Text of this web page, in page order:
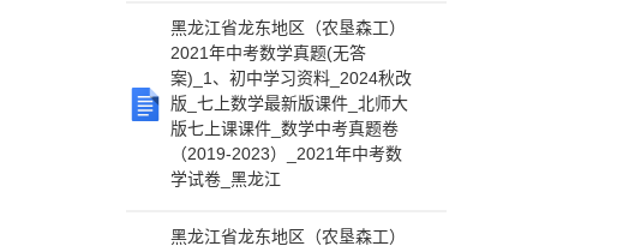
黑龙江省龙东地区（农垦森工）
2021年中考数学真题(无答
案)_1、初中学习资料_2024秋改
版_七上数学最新版课件_北师大
版七上课课件_数学中考真题卷
（2019-2023）_2021年中考数
学试卷_黑龙江
黑龙江省龙东地区（农垦森工）